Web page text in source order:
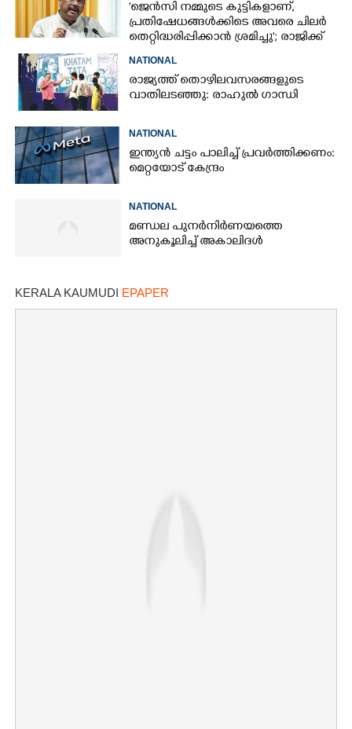
'ജെൻസി നമ്മുടെ കുട്ടികളാണ്,
പ്രതിഷേധങ്ങൾക്കിടെ അവരെ ചിലർ
തെറ്റിദ്ധരിപ്പിക്കാൻ ശ്രമിച്ചു'; രാജിക്ക്
ശേഷം ആദ്യമായി പ്രതികരിച്ച്
ധർമ്മേന്ദ്ര പ്രധാൻ
NATIONAL
രാജ്യത്ത് തൊഴിലവസരങ്ങളുടെ
വാതിലടഞ്ഞു: രാഹുൽ ഗാന്ധി
NATIONAL
ഇന്ത്യൻ ചട്ടം പാലിച്ച് പ്രവർത്തിക്കണം:
മെറ്റയോട് കേന്ദ്രം
NATIONAL
മണ്ഡല പുനർനിർണയത്തെ
അനുകൂലിച്ച് അകാലിദൾ
KERALA KAUMUDI EPAPER